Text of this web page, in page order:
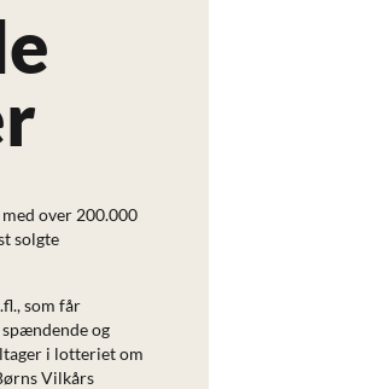
over 200.000
solgte
som får
og
i lotteriet om
Vilkårs